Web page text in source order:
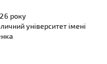
року
університет імені